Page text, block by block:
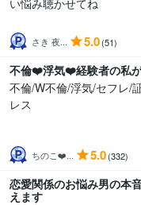
い悩み聴かせてね
さき 夜... 5.0(51)
不倫❤️浮気❤️経験者の私
不倫/W不倫/浮気/セフレ/
レス
ちのこ❤️... 5.0(332)
恋愛関係のお悩み男の本
えます